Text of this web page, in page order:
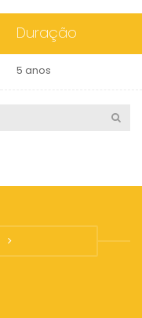
Duração
5 anos